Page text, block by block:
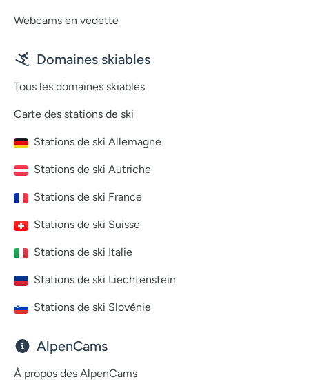
Webcams en vedette
Domaines skiables
Tous les domaines skiables
Carte des stations de ski
Stations de ski Allemagne
Stations de ski Autriche
Stations de ski France
Stations de ski Suisse
Stations de ski Italie
Stations de ski Liechtenstein
Stations de ski Slovénie
AlpenCams
À propos des AlpenCams